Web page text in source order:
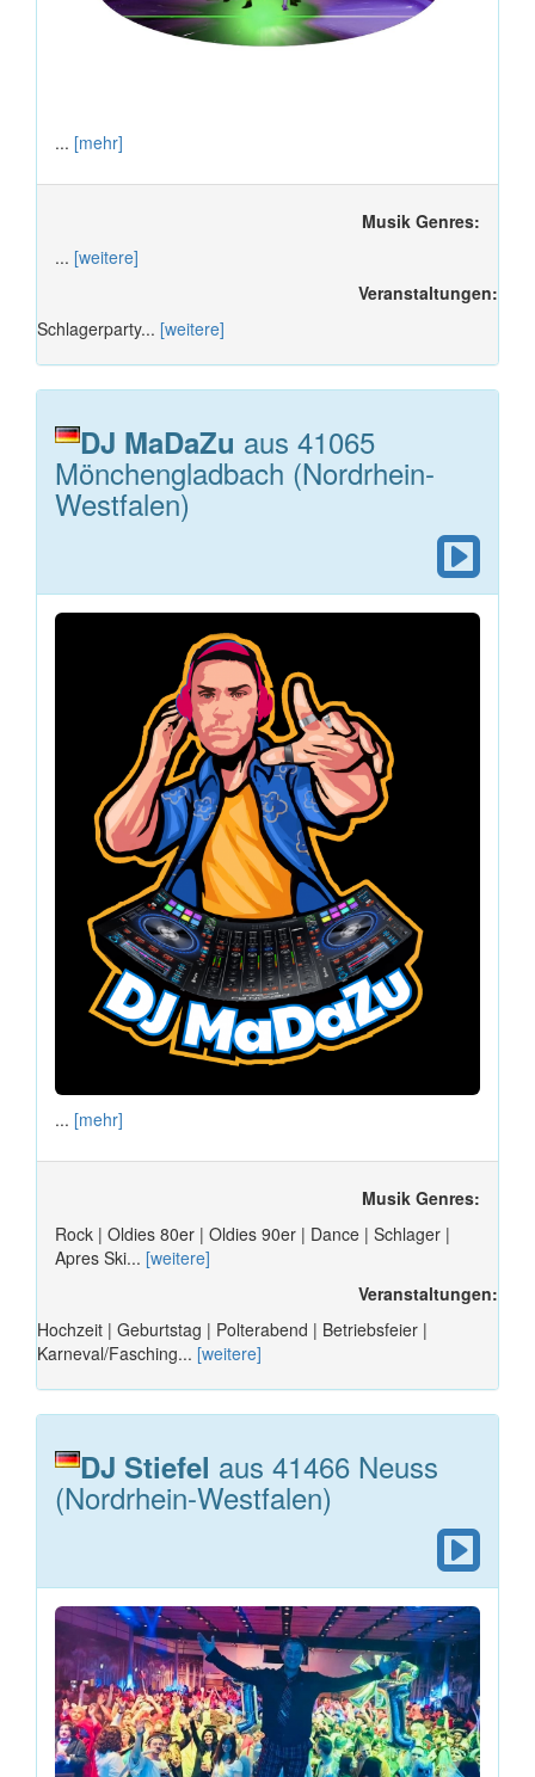
... [mehr]
Musik Genres:
... [weitere]
Veranstaltungen:
Schlagerparty... [weitere]
DJ MaDaZu aus 41065
Mönchengladbach (Nordrhein-
Westfalen)
... [mehr]
Musik Genres:
Rock | Oldies 80er | Oldies 90er | Dance | Schlager |
Apres Ski... [weitere]
Veranstaltungen:
Hochzeit | Geburtstag | Polterabend | Betriebsfeier |
Karneval/Fasching... [weitere]
DJ Stiefel aus 41466 Neuss
(Nordrhein-Westfalen)